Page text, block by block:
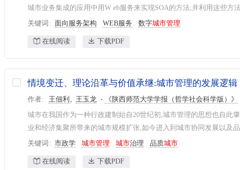
城市业务集成的应用中用W eb服务来实现SOA的方法;并利用这些方
关键词 面向服务架构 WEB服务 数字城市管理
在线阅读 下载PDF
情境变迁、理论沿革与价值承继:城市管理的发展逻辑
作者 王佃利 王玉龙 《陕西师范大学学报（哲学社会科学版）》
城市在我国作为一种行政建制始自20世纪初,城市管理的思想也自此
业和经济集聚所带来的城市规模扩张,如今进入到城市协同发展以及
关键词 市政学 城市管理 城市治理 品质城市
在线阅读 下载PDF